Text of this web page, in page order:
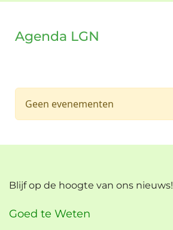
Agenda LGN
Geen evenementen
Blijf op de hoogte van ons nieuws!
Goed te Weten